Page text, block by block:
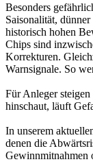
Besonders
Saisonalität,
historisch hohen
Chips sind
Korrekturen.
Warnsignale. So
Für Anleger
hinschaut, läuft
In unserem
denen die
Gewinnmitnahmen